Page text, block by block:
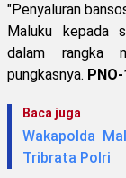
"Penyaluran
Maluku kepada
dalam rangka
pungkasnya.
Baca juga
Wakapolda
Tribrata Polri